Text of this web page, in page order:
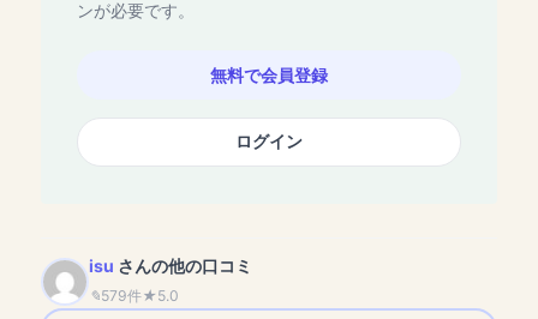
ンが必要です。
無料で会員登録
ログイン
isu さんの他の口コミ
579件
5.0